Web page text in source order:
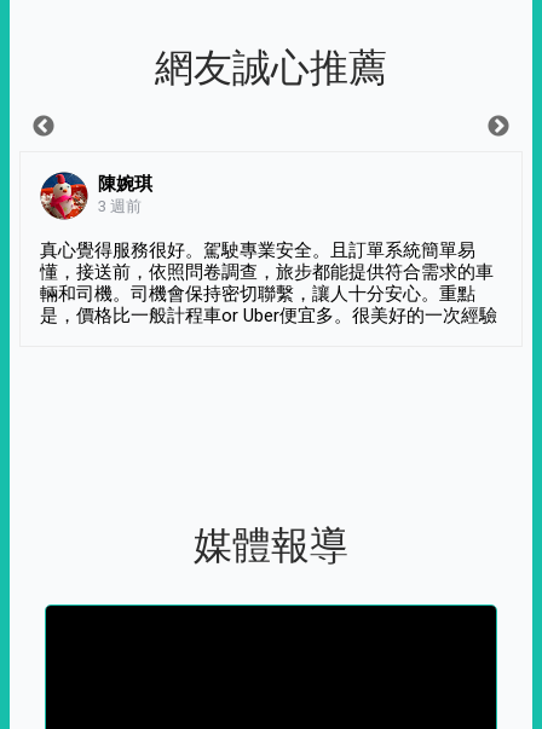
網友誠心推薦
陳婉琪
3 週前
真心覺得服務很好。駕駛專業安全。且訂單系統簡單易
懂，接送前，依照問卷調查，旅步都能提供符合需求的車
輛和司機。司機會保持密切聯繫，讓人十分安心。重點
是，價格比一般計程車or Uber便宜多。很美好的一次經驗
媒體報導